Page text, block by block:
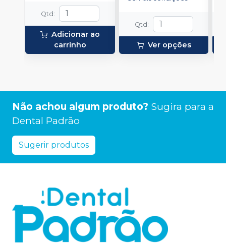
Qtd:
Adicionar ao
carrinho
Qtd:
Ver opções
Não achou algum produto? Sugira para a
Dental Padrão
Sugerir produtos